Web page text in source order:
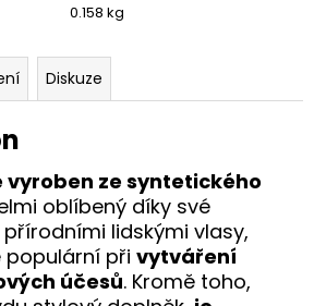
0.158 kg
Diskuze
vyroben ze syntetického
oblíbený díky své
lidskými vlasy,
populární při vytváření
účesů. Kromě toho,